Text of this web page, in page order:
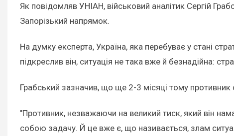
Як повідомляв УНІАН, військовий аналітик Сергій
Запорізький напрямок.
На думку експерта, Україна, яка перебуває у стані
підкреслив він, ситуація не така вже й безнадійна:
Грабський зазначив, що ще 2-3 місяці тому
"Противник, незважаючи на великий тиск, який він
собою задачу. Й це вже є, що називається, злам